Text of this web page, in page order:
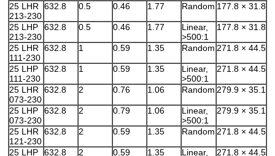
25 LHR
213-230
632.8 0.5 0.46 1.77 Random 177.8 × 31.8
25 LHP
213-230
632.8 0.5 0.46 1.77
Linear,
>500:1
177.8 × 31.8
25 LHR
111-230
632.8 1 0.59 1.35 Random 271.8 × 44.5
25 LHP
111-230
632.8 1 0.59 1.35
Linear,
>500:1
271.8 × 44.5
25 LHR
073-230
632.8 2 0.76 1.06 Random 279.9 × 35.1
25 LHP
073-230
632.8 2 0.79 1.06
Linear,
>500:1
279.9 × 35.1
25 LHR
121-230
632.8 2 0.59 1.35 Random 271.8 × 44.5
25 LHP
632.8 2 0.59 1.35
Linear,
271.8 × 44.5